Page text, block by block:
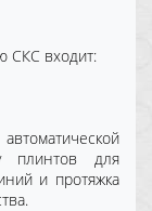
СКС входит:
плинтов для
и протяжка